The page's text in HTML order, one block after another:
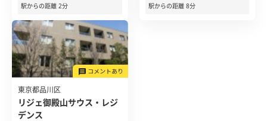
駅からの距離 2分
駅からの距離 8分
東京都品川区
リジェ御殿山サウス・レジ
デンス